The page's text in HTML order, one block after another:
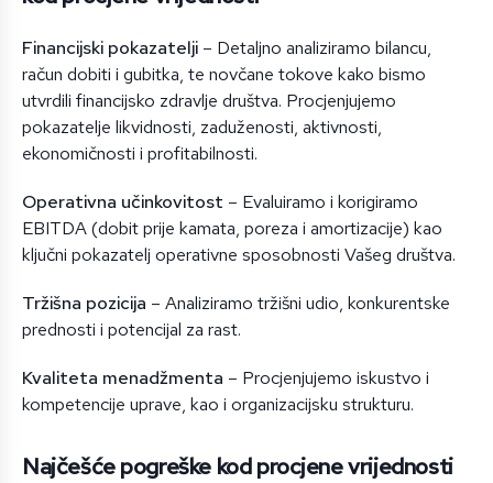
Financijski pokazatelji – Detaljno analiziramo bilancu,
račun dobiti i gubitka, te novčane tokove kako bismo
utvrdili financijsko zdravlje društva. Procjenjujemo
pokazatelje likvidnosti, zaduženosti, aktivnosti,
ekonomičnosti i profitabilnosti.
Operativna učinkovitost – Evaluiramo i korigiramo
EBITDA (dobit prije kamata, poreza i amortizacije) kao
ključni pokazatelj operativne sposobnosti Vašeg društva.
Tržišna pozicija – Analiziramo tržišni udio, konkurentske
prednosti i potencijal za rast.
Kvaliteta menadžmenta – Procjenjujemo iskustvo i
kompetencije uprave, kao i organizacijsku strukturu.
Najčešće pogreške kod procjene vrijednosti